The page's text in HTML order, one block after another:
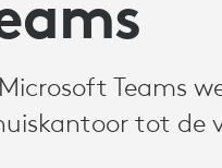
Teams
tot de